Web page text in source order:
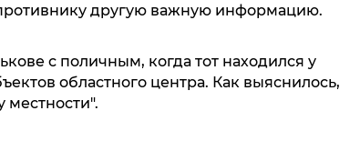
другую важную информацию.
с поличным, когда тот находился у
областного центра. Как выяснилось,
местности".